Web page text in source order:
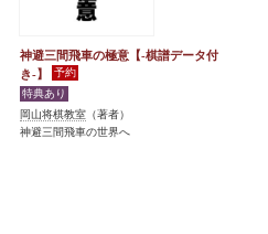
神避三間飛車の極意【-棋譜データ付
き-】
岡山将棋教室 （著者）
神避三間飛車の世界へ